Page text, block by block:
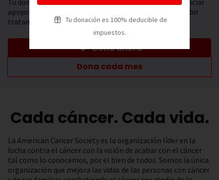
Tu donación es 100% deducible de
impuestos.
apoyo 24/7, hospedaje y transporte gratuitos para recibir
tratamiento.
Dona ahora
Dona cada mes
Cada cáncer. Cada vida.
La American Cancer Society es la organización líder en la
lucha contra el cáncer con la visión de acabar con el cáncer
tal como lo conocemos, por el bien de todos. Somos la única
organización que mejora las vidas de las personas con cáncer